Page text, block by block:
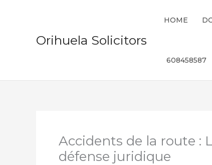
Orihuela Solicitors
HOME
608458587
Accidents de la route :
défense juridique